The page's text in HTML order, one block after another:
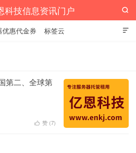
技信息资讯门户

优惠代金券 标签云

第二、全球第
 赞 (7)